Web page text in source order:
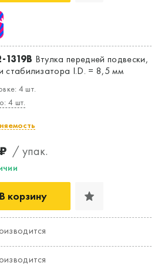
1319B Втулка передней подвески,
стабилизатора I.D. = 8,5 мм
4 шт.
4 шт.
/ упак.
В корзину